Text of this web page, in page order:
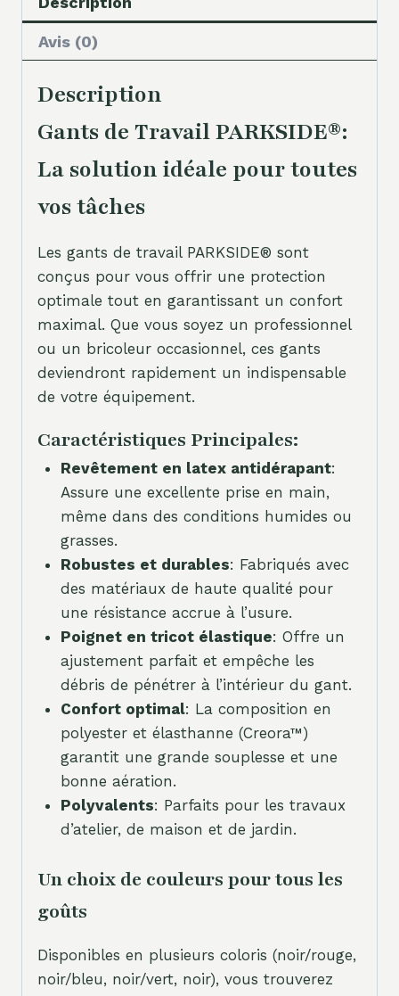
Avis (0)
Description
Gants de Travail PARKSIDE®:
La solution idéale pour toutes
vos tâches
Les gants de travail PARKSIDE® sont
conçus pour vous offrir une protection
optimale tout en garantissant un confort
maximal. Que vous soyez un professionnel
ou un bricoleur occasionnel, ces gants
deviendront rapidement un indispensable
de votre équipement.
Caractéristiques Principales:
Revêtement en latex antidérapant:
Assure une excellente prise en main,
même dans des conditions humides ou
grasses.
Robustes et durables: Fabriqués avec
des matériaux de haute qualité pour
une résistance accrue à l’usure.
Poignet en tricot élastique: Offre un
ajustement parfait et empêche les
débris de pénétrer à l’intérieur du gant.
Confort optimal: La composition en
polyester et élasthanne (Creora™)
garantit une grande souplesse et une
bonne aération.
Polyvalents: Parfaits pour les travaux
d’atelier, de maison et de jardin.
Un choix de couleurs pour tous les
goûts
Disponibles en plusieurs coloris (noir/rouge,
noir/bleu, noir/vert, noir), vous trouverez